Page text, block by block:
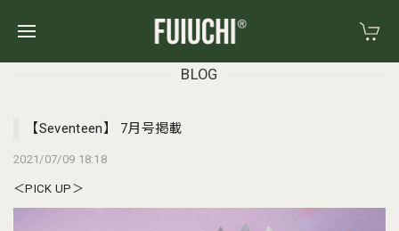
BLOG
【Seventeen】 7月号掲載
2021/07/09 18:18
＜PICK UP＞